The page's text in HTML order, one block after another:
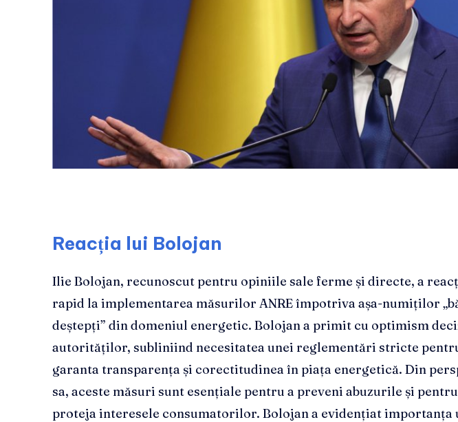
Reacția lui Bolojan
Ilie Bolojan, recunoscut pentru opiniile sale ferme și directe, a
rapid la implementarea măsurilor ANRE împotriva așa-numiților
deștepți” din domeniul energetic. Bolojan a primit cu optimism
autorităților, subliniind necesitatea unei reglementări stricte
garanta transparența și corectitudinea în piața energetică. Din
sa, aceste măsuri sunt esențiale pentru a preveni abuzurile și
proteja interesele consumatorilor. Bolojan a evidențiat importanța